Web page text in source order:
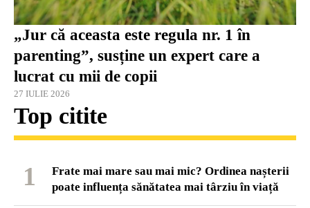
„Jur că aceasta este regula nr. 1 în
parenting”, susține un expert care a
lucrat cu mii de copii
27 IULIE 2026
Top citite
1
Frate mai mare sau mai mic? Ordinea nașterii
poate influența sănătatea mai târziu în viață